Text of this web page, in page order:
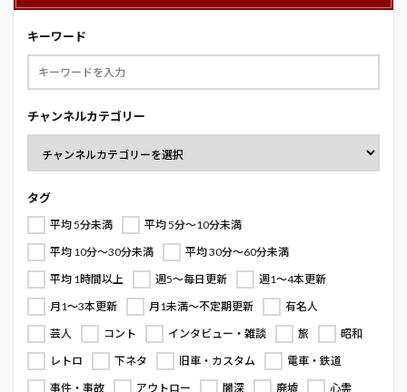
キーワード
チャンネルカテゴリー
タグ
平均 5分未満
平均 5分～10分未満
平均 10分～30分未満
平均 30分～60分未満
平均 1時間以上
週5～毎日更新
週1～4本更新
月1～3本更新
月1未満～不定期更新
有名人
芸人
コント インタビュー・雑談 旅
昭和
レトロ
下ネタ 旧車・カスタム
電車・鉄道
事件・事故
アウトロー 闇深 廃墟 心霊